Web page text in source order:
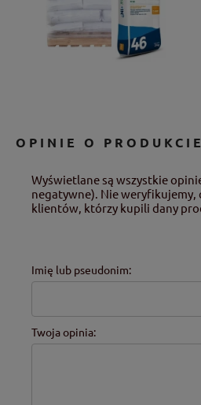
OPINIE O
Wyświetlane są wszystkie
negatywne). Nie weryfikujemy,
klientów, którzy kupili dany
Imię lub pseudonim:
Twoja opinia: